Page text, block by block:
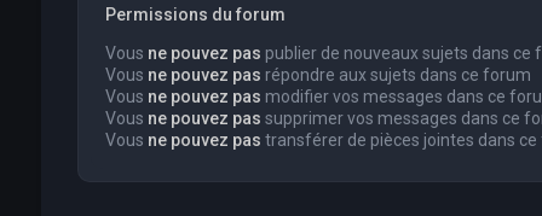
Permissions du forum
Vous ne pouvez pas publier de nouveaux sujets dans ce
Vous ne pouvez pas répondre aux sujets dans ce forum
Vous ne pouvez pas modifier vos messages dans ce
Vous ne pouvez pas supprimer vos messages dans ce
Vous ne pouvez pas transférer de pièces jointes dans